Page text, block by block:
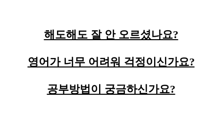
해도해도 잘 안 오르셨나요?
영어가 너무 어려워 걱정이신가요?
공부방법이 궁금하신가요?